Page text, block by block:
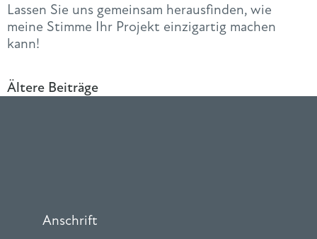
Lassen Sie uns gemeinsam herausfinden, wie
meine Stimme Ihr Projekt einzigartig machen
kann!
Ältere Beiträge
Anschrift